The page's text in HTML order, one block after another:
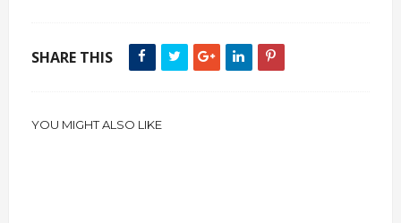
SHARE THIS
YOU MIGHT ALSO LIKE